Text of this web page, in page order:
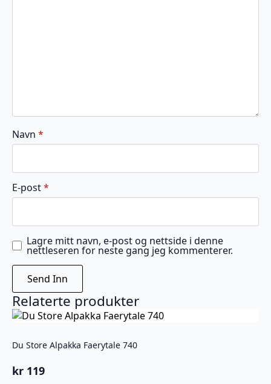
Navn *
E-post*
Lagre mitt navn, e-post og nettside i denne
nettleseren for neste gang jeg kommenterer.
Relaterte produkter
Du Store Alpakka Faerytale 740
kr 119